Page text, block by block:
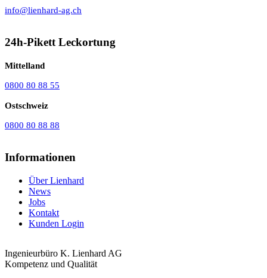
info@lienhard-ag.ch
24h-Pikett Leckortung
Mittelland
0800 80 88 55
Ostschweiz
0800 80 88 88
Informationen
Über Lienhard
News
Jobs
Kontakt
Kunden Login
Ingenieurbüro K. Lienhard AG
Kompetenz und Qualität